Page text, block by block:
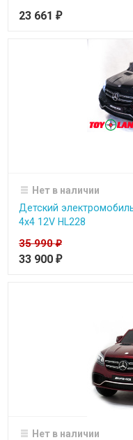
23 661 ₽
Нет в наличии
Детский
4x4 12V HL228
35 990₽
33 900 ₽
Нет в наличии